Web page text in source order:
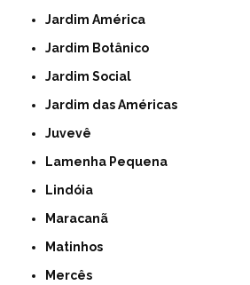
Jardim América
Jardim Botânico
Jardim Social
Jardim das Américas
Juvevê
Lamenha Pequena
Lindóia
Maracanã
Matinhos
Mercês